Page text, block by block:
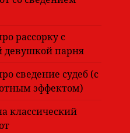
рассорку с
парня
сведение судеб (с
эффектом)
классический